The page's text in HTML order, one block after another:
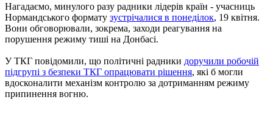
Нагадаємо, минулого разу радники лідерів країн - учасниць
Нормандського формату зустрічалися в понеділок, 19 квітня.
Вони обговорювали, зокрема, заходи реагування на
порушення режиму тиші на Донбасі.
У ТКГ повідомили, що політичні радники доручили робочій
підгрупі з безпеки ТКГ опрацювати рішення, які б могли
вдосконалити механізм контролю за дотриманням режиму
припинення вогню.